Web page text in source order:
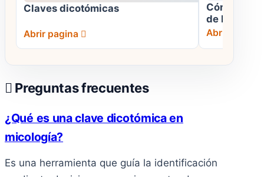
Claves dicotómicas
Abrir pagina
Cómo
de Manera
Abrir pagina
Preguntas frecuentes
¿Qué es una clave dicotómica en
micología?
Es una herramienta que guía la identificación